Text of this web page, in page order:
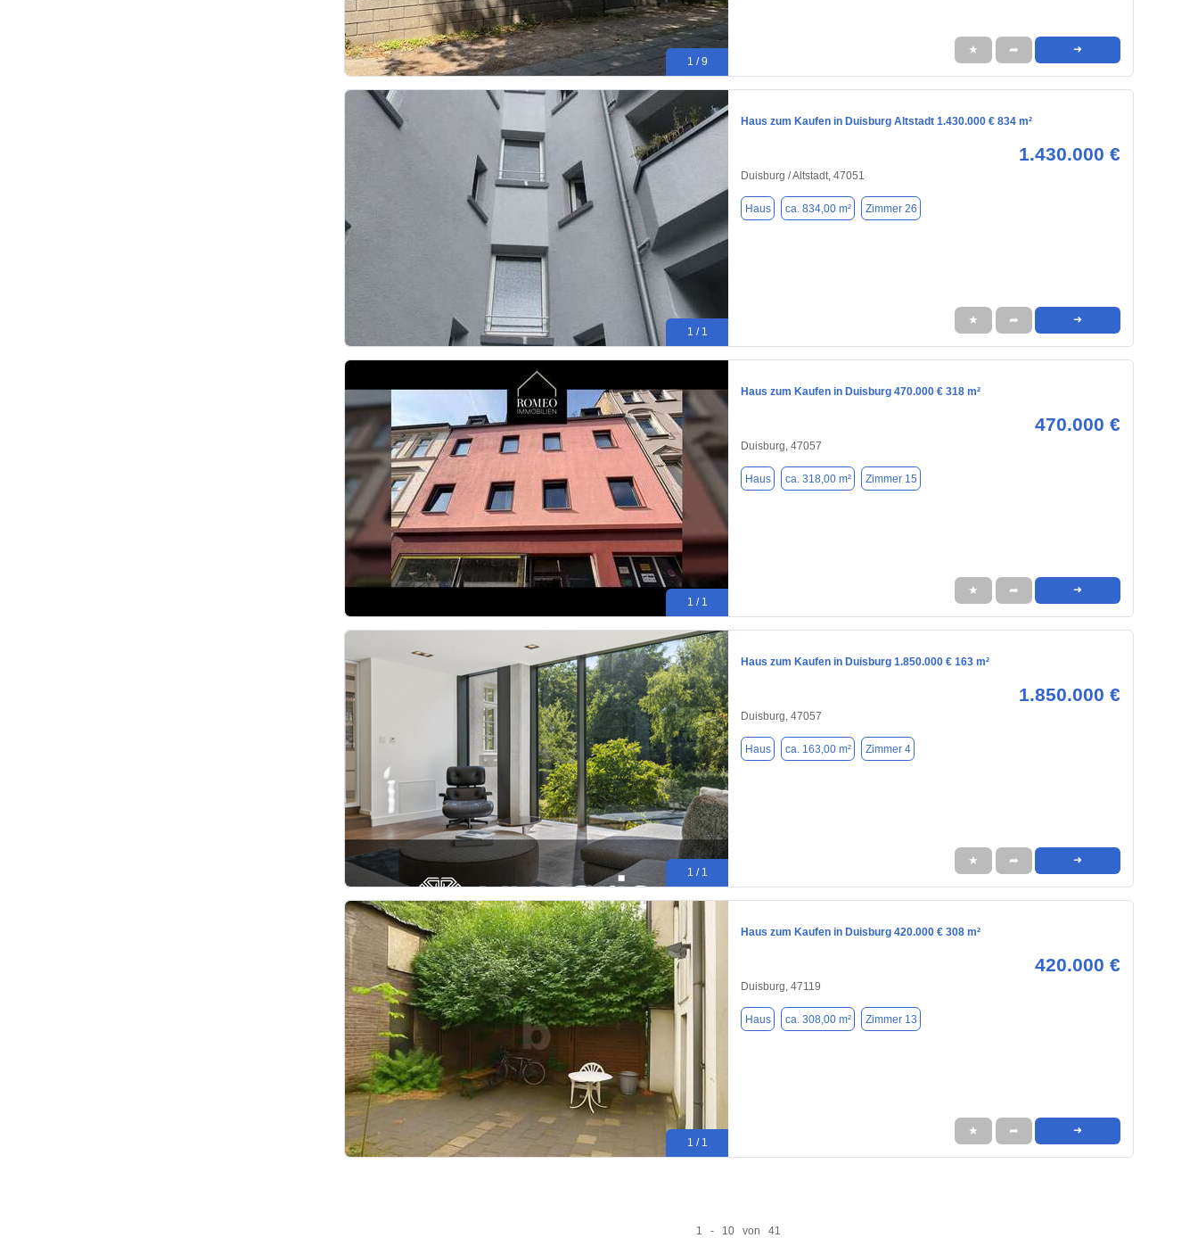
1 / 9
★ ➦ ➜
1 / 1
Haus zum Kaufen in Duisburg Altstadt 1.430.000 € 834 m²
1.430.000 €
Duisburg / Altstadt, 47051
Haus ca. 834,00 m² Zimmer 26
★ ➦ ➜
1 / 1
Haus zum Kaufen in Duisburg 470.000 € 318 m²
470.000 €
Duisburg, 47057
Haus ca. 318,00 m² Zimmer 15
★ ➦ ➜
1 / 1
Haus zum Kaufen in Duisburg 1.850.000 € 163 m²
1.850.000 €
Duisburg, 47057
Haus ca. 163,00 m² Zimmer 4
★ ➦ ➜
1 / 1
Haus zum Kaufen in Duisburg 420.000 € 308 m²
420.000 €
Duisburg, 47119
Haus ca. 308,00 m² Zimmer 13
★ ➦ ➜
1 - 10 von 41